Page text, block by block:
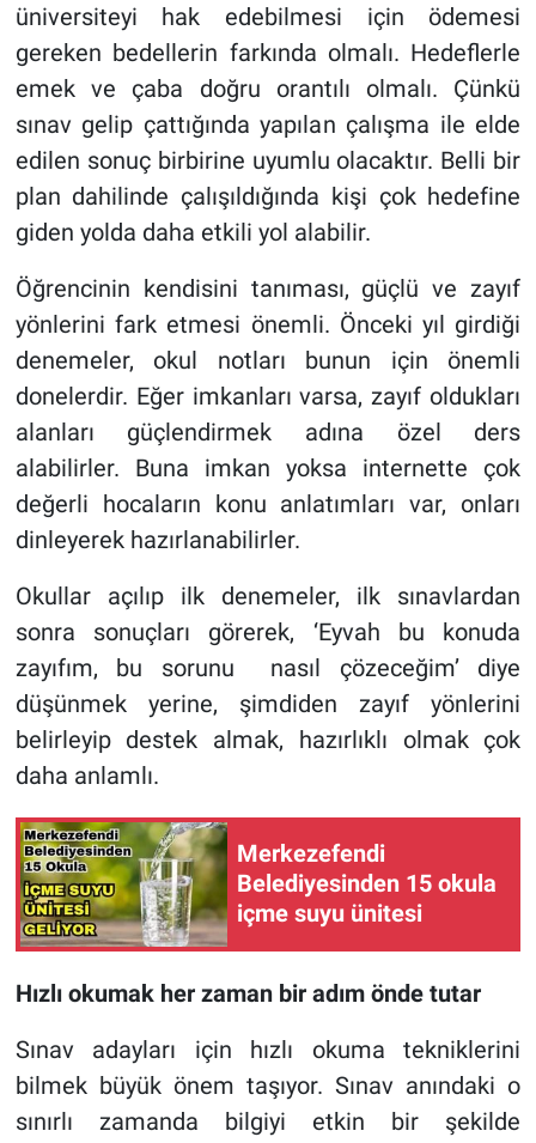
üniversiteyi hak edebilmesi için ödemesi
gereken bedellerin farkında olmalı. Hedeflerle
emek ve çaba doğru orantılı olmalı. Çünkü
sınav gelip çattığında yapılan çalışma ile elde
edilen sonuç birbirine uyumlu olacaktır. Belli bir
plan dahilinde çalışıldığında kişi çok hedefine
giden yolda daha etkili yol alabilir.
Öğrencinin kendisini tanıması, güçlü ve zayıf
yönlerini fark etmesi önemli. Önceki yıl girdiği
denemeler, okul notları bunun için önemli
donelerdir. Eğer imkanları varsa, zayıf oldukları
alanları güçlendirmek adına özel ders
alabilirler. Buna imkan yoksa internette çok
değerli hocaların konu anlatımları var, onları
dinleyerek hazırlanabilirler.
Okullar açılıp ilk denemeler, ilk sınavlardan
sonra sonuçları görerek, ‘Eyvah bu konuda
zayıfım, bu sorunu nasıl çözeceğim’ diye
düşünmek yerine, şimdiden zayıf yönlerini
belirleyip destek almak, hazırlıklı olmak çok
daha anlamlı.
Merkezefendi
Belediyesinden 15 okula
içme suyu ünitesi
Hızlı okumak her zaman bir adım önde tutar
Sınav adayları için hızlı okuma tekniklerini
bilmek büyük önem taşıyor. Sınav anındaki o
sınırlı zamanda bilgiyi etkin bir şekilde